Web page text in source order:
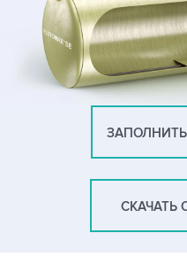
СКАЧАТЬ